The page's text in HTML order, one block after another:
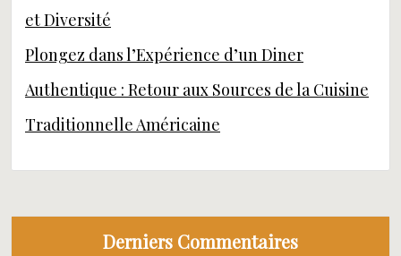
et Diversité
Plongez dans l’Expérience d’un Diner
Authentique : Retour aux Sources de la Cuisine
Traditionnelle Américaine
Derniers Commentaires